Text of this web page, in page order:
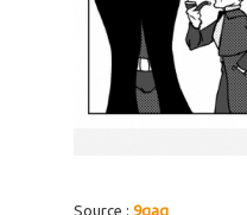
Source : 9gag